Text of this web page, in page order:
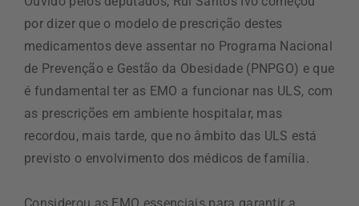
por dizer que o modelo de prescrição destes
medicamentos deve assentar no Programa Nacional
de Prevenção e Gestão da Obesidade (PNPGO) e que
é fundamental ter as EMO a funcionar nas ULS, com
as prescrições em ambiente hospitalar, mas
recordou, mais tarde, que no âmbito das ULS está
previsto o envolvimento dos médicos de família.